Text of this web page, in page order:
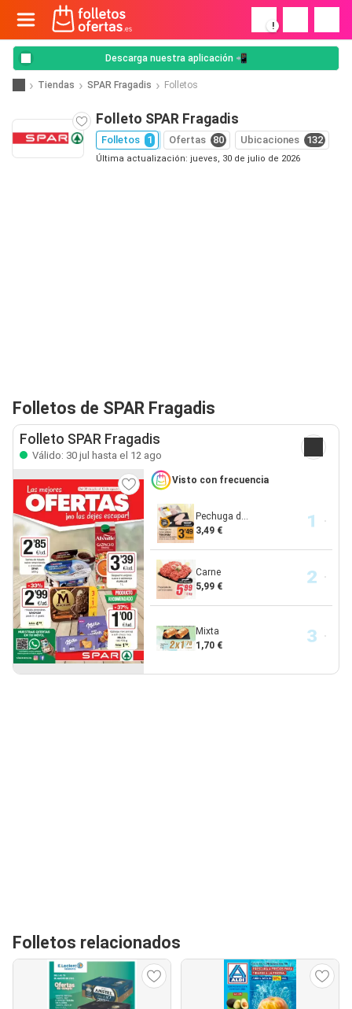
!
Descarga nuestra aplicación 📲
Tiendas SPAR Fragadis Folletos
Folleto SPAR Fragadis
Folletos 1 Ofertas 80 Ubicaciones 132
Última actualización: jueves, 30 de julio de 2026
Folletos de SPAR Fragadis
Folleto SPAR Fragadis
Válido: 30 jul hasta el 12 ago
Visto con frecuencia
Pechuga d...
3,49 €
Carne
5,99 €
Mixta
1,70 €
Folletos relacionados